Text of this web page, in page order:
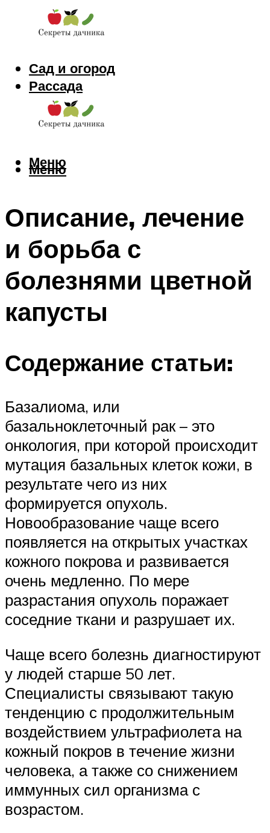
Сад и огород
Рассада
Цветы
Заготовки
Меню
Меню
Описание, лечение
и борьба с
болезнями цветной
капусты
Содержание статьи:
Базалиома, или
базальноклеточный рак – это
онкология, при которой происходит
мутация базальных клеток кожи, в
результате чего из них
формируется опухоль.
Новообразование чаще всего
появляется на открытых участках
кожного покрова и развивается
очень медленно. По мере
разрастания опухоль поражает
соседние ткани и разрушает их.
Чаще всего болезнь диагностируют
у людей старше 50 лет.
Специалисты связывают такую
тенденцию с продолжительным
воздействием ультрафиолета на
кожный покров в течение жизни
человека, а также со снижением
иммунных сил организма с
возрастом.